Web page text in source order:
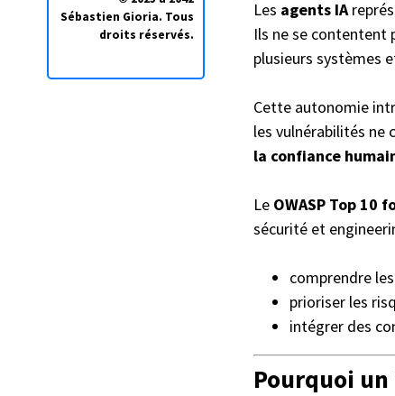
Sébastien Gioria. Tous
droits réservés.
Les agents IA
Ils ne se contentent
plusieurs systèmes
Cette autonomie
les vulnérabilités ne
la confiance
Le OWASP Top 10
sécurité et
comprendre
prioriser les
intégrer des
Pourquoi un